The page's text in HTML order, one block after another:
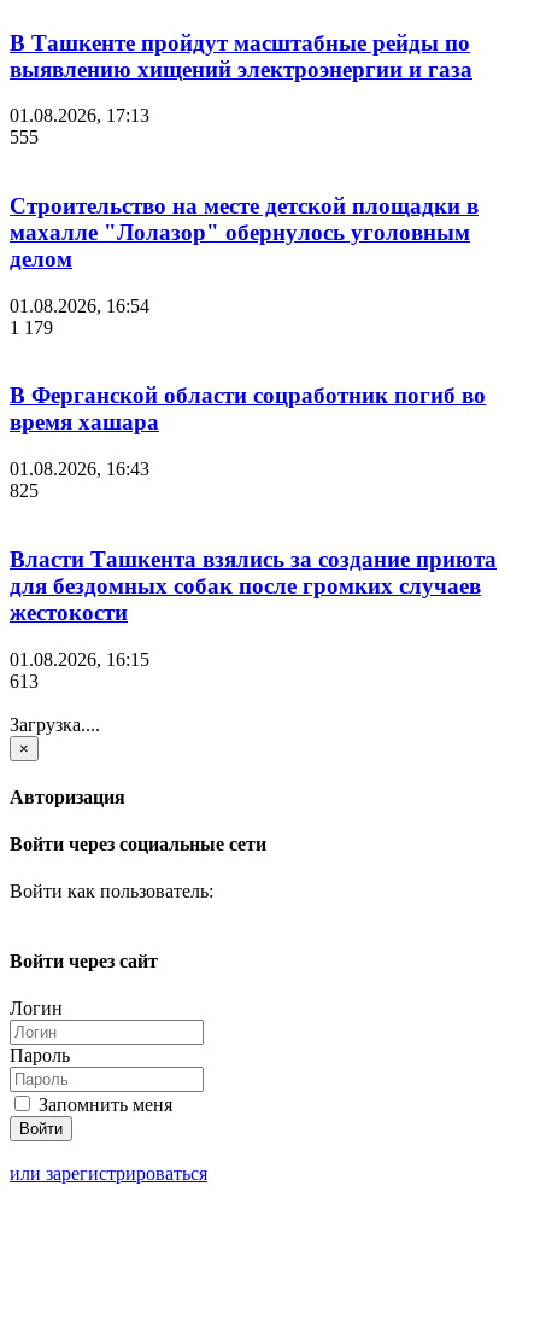
В Ташкенте пройдут масштабные рейды по
выявлению хищений электроэнергии и газа
01.08.2026, 17:13
555
Строительство на месте детской площадки в
махалле "Лолазор" обернулось уголовным
делом
01.08.2026, 16:54
1 179
В Ферганской области соцработник погиб во
время хашара
01.08.2026, 16:43
825
Власти Ташкента взялись за создание приюта
для бездомных собак после громких случаев
жестокости
01.08.2026, 16:15
613
Загрузка....
×
Авторизация
Войти через социальные сети
Войти как пользователь:
Войти через сайт
Логин
Пароль
Запомнить меня
или зарегистрироваться